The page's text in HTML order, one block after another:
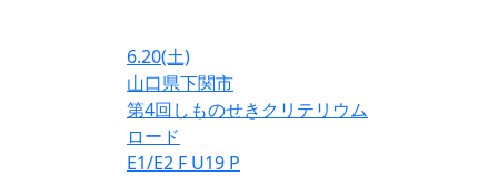
6.20(土)
山口県下関市
第4回しものせきクリテリウム
ロード
E1/E2 F U19 P